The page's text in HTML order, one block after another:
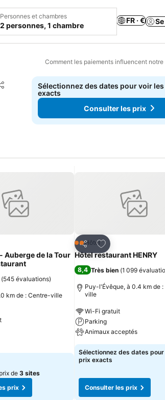
Personnes et chambres
2 personnes, 1 chambre
FR · €
Comment les paiements influencent
Partager
Ajouter à mes favoris
Sélectionnez des dates pour voir
exacts
Consulter les prix
à mes favoris
Auberge de la Tour
(545 évaluations)
km de : Centre-ville
de3 sites
prix
Partager
Ajouter à mes
2 Étoiles
Hôtel
Hôtel restaurant HENRY
8,4 Très bien (1 099
Puy-l'Évêque, à 0.4 km de
ville
Wi-Fi gratuit
Parking
Animaux acceptés
Sélectionnez des dates pour
prix exacts
Consulter les prix